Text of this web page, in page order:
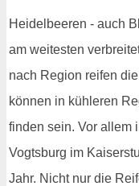
Heidelbeeren - auch
am weitesten
nach Region reifen
können in kühleren
finden sein. Vor allem
Vogtsburg im
Jahr. Nicht nur die